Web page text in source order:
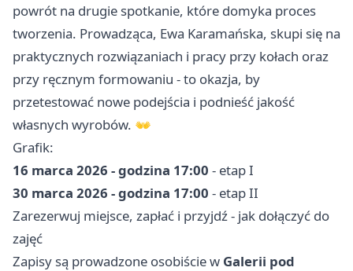
powrót na drugie spotkanie, które domyka proces
tworzenia. Prowadząca, Ewa Karamańska, skupi się na
praktycznych rozwiązaniach i pracy przy kołach oraz
przy ręcznym formowaniu - to okazja, by
przetestować nowe podejścia i podnieść jakość
własnych wyrobów. 👐
Grafik:
16 marca 2026 - godzina 17:00 - etap I
30 marca 2026 - godzina 17:00 - etap II
Zarezerwuj miejsce, zapłać i przyjdź - jak dołączyć do
zajęć
Zapisy są prowadzone osobiście w Galerii pod